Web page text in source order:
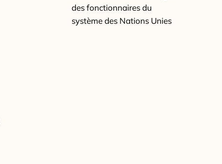
des fonctionnaires du
système des Nations Unies